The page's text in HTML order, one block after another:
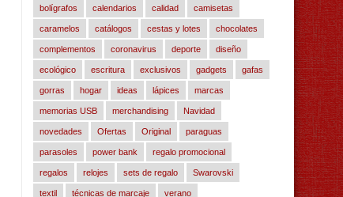
bolígrafos calendarios calidad camisetas
caramelos catálogos cestas y lotes chocolates
complementos coronavirus deporte diseño
ecológico escritura exclusivos gadgets gafas
gorras hogar ideas lápices marcas
memorias USB merchandising Navidad
novedades Ofertas Original paraguas
parasoles power bank regalo promocional
regalos relojes sets de regalo Swarovski
textil técnicas de marcaje verano